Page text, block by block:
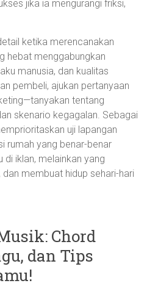
jika ia mengurangi friksi,
ketika merencanakan
hebat menggabungkan
manusia, dan kualitas
pembeli, ajukan pertanyaan
tentang
skenario kegagalan. Sebagai
uji lapangan
rumah yang benar-benar
di iklan, melainkan yang
membuat hidup sehari-hari
Chord
dan Tips